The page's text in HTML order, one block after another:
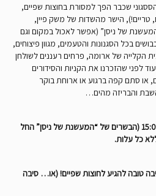
הססגוני שכבר הפך למסורת בחוצות שפיים,
טריים!), הישר מהשדות של משק פיין,
של ניסן” (אפשר לאכול במקום וגם
בכל הסגנונות והטעמים, מגוון פיצוחים,
הקלייה של ארומה, פרחים רעננים לשולחן
לפני שהזכרנו את הקניות והסידורים
או סתם קפה ברגוע או ארוחת בוקר
והבריזה מהים…
שישי טרי – כל שישי מ-9:30 ועד 15:00 (הבשרים של “המעשנת של ניסן” החל
טובה להגיע לחוצות שפיים! (או… סיבה